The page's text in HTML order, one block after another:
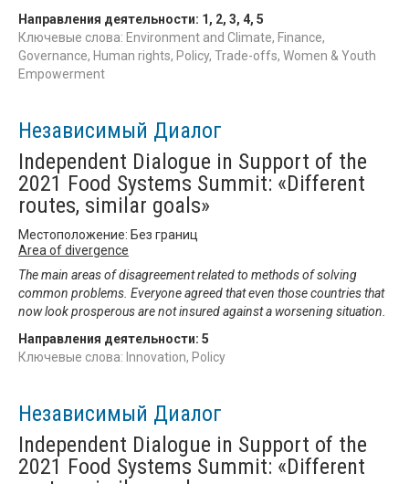
Направления деятельности: 1 , 2, 3, 4, 5
Ключевые слова: Environment and Climate, Finance,
Governance, Human rights, Policy, Trade-offs, Women & Youth
Empowerment
Независимый Диалог
Independent Dialogue in Support of the
2021 Food Systems Summit: «Different
routes, similar goals»
Местоположение: Без границ
Area of divergence
The main areas of disagreement related to methods of solving
common problems. Everyone agreed that even those countries that
now look prosperous are not insured against a worsening situation.
Направления деятельности: 5
Ключевые слова: Innovation, Policy
Независимый Диалог
Independent Dialogue in Support of the
2021 Food Systems Summit: «Different